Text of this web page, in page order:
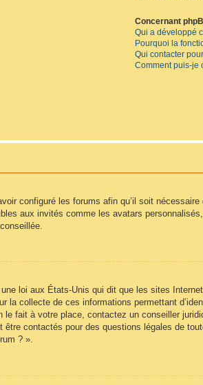
Concernant
Qui a développé
Pourquoi la
Qui contacter
Comment puis-je
configuré les forums afin qu’il soit
aux invités comme les avatars
loi aux États-Unis qui dit que les sites
la collecte de ces informations permettant
le fait à votre place, contactez un conseiller
contactés pour des questions légales de
? ».